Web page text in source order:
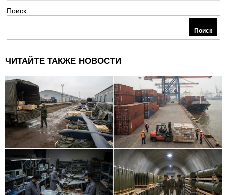
Поиск
Поиск
ЧИТАЙТЕ ТАКЖЕ НОВОСТИ